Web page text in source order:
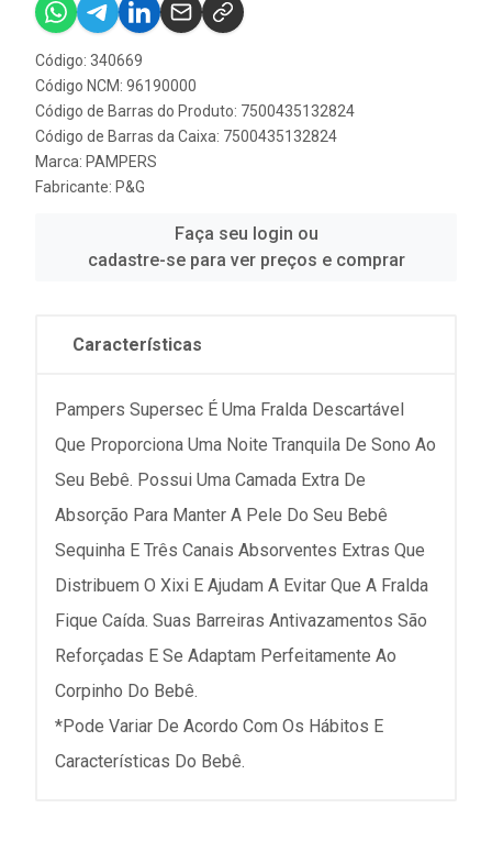
Código: 340669
Código NCM: 96190000
Código de Barras do Produto: 7500435132824
Código de Barras da Caixa: 7500435132824
Marca: PAMPERS
Fabricante: P&G
Faça seu login ou
cadastre-se para ver preços e comprar
Características
Pampers Supersec É Uma Fralda Descartável
Que Proporciona Uma Noite Tranquila De Sono Ao
Seu Bebê. Possui Uma Camada Extra De
Absorção Para Manter A Pele Do Seu Bebê
Sequinha E Três Canais Absorventes Extras Que
Distribuem O Xixi E Ajudam A Evitar Que A Fralda
Fique Caída. Suas Barreiras Antivazamentos São
Reforçadas E Se Adaptam Perfeitamente Ao
Corpinho Do Bebê.
*Pode Variar De Acordo Com Os Hábitos E
Características Do Bebê.